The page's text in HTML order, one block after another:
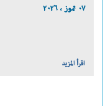
٠٧ تموز ، ٢٠٢٦
اقرأ المزيد